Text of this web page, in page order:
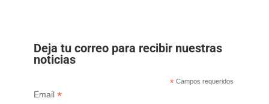
Deja tu correo para recibir nuestras
noticias
* Campos requeridos
Email *